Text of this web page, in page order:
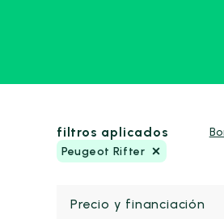
filtros aplicados
Peugeot Rifter
Precio y financiación